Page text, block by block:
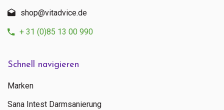
Schnell navigieren
Marken
Sana Intest Darmsanierung
shop@vitadvice.de
+ 31 (0)85 13 00 990